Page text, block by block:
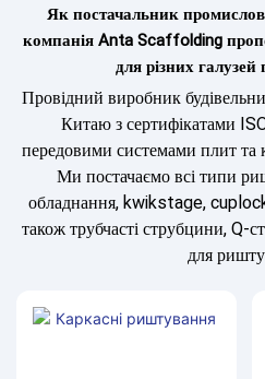
Як постачальник
компанія Anta Scaffolding
для різних галузей
Провідний виробник
Китаю з сертифікатами
передовими системами плит
Ми постачаємо всі типи
обладнання, kwikstage,
також трубчасті струбцини, Q-
для